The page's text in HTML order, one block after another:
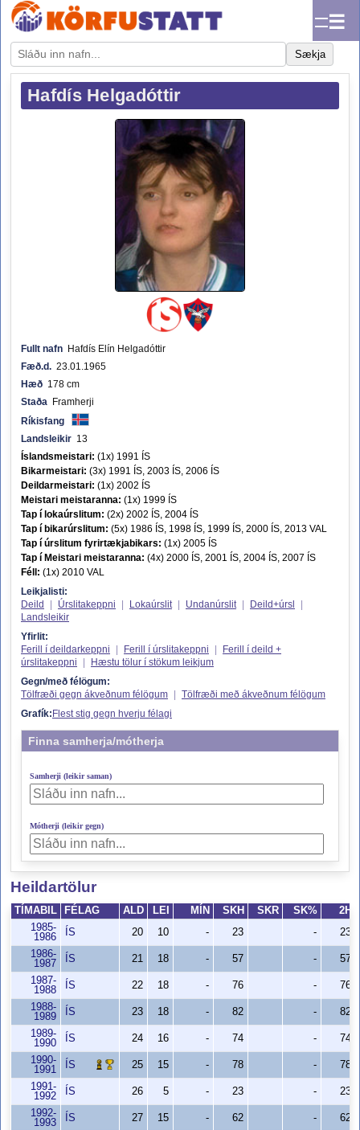
☰
Sækja
Hafdís Helgadóttir
Fullt nafn Hafdís Elín Helgadóttir
Fæð.d. 23.01.1965
Hæð 178 cm
Staða Framherji
Ríkisfang
Landsleikir 13
Íslandsmeistari: (1x) 1991 ÍS
Bikarmeistari: (3x) 1991 ÍS, 2003 ÍS, 2006 ÍS
Deildarmeistari: (1x) 2002 ÍS
Meistari meistaranna: (1x) 1999 ÍS
Tap í lokaúrslitum: (2x) 2002 ÍS, 2004 ÍS
Tap í bikarúrslitum: (5x) 1986 ÍS, 1998 ÍS, 1999 ÍS, 2000 ÍS, 2013 VAL
Tap í úrslitum fyrirtækjabikars: (1x) 2005 ÍS
Tap í Meistari meistaranna: (4x) 2000 ÍS, 2001 ÍS, 2004 ÍS, 2007 ÍS
Féll: (1x) 2010 VAL
Leikjalisti:
Deild
Úrslitakeppni Lokaúrslit Undanúrslit Deild+úrsl
Landsleikir
Yfirlit:
Ferill í deildarkeppni
Ferill í úrslitakeppni
Ferill í deild +
úrslitakeppni
Hæstu tölur í stökum leikjum
Gegn/með félögum:
Tölfræði gegn ákveðnum félögum
Tölfræði með ákveðnum félögum
Grafík: Flest stig gegn hverju félagi
Finna samherja/mótherja
Samherji (leikir saman)
Mótherji (leikir gegn)
Heildartölur
TÍMABIL FÉLAG ALD LEI MÍN SKH SKR SK%
2H
1985-
1986
ÍS 20 10 - 23 -
23
1986-
1987
ÍS 21 18 - 57 -
57
1987-
1988
ÍS 22 18 - 76 -
76
1988-
1989
ÍS 23 18 - 82 -
82
1989-
1990
ÍS 24 16 - 74 -
74
1990-
1991
ÍS 25 15 - 78 -
78
1991-
1992
ÍS 26 5 - 23 -
23
1992-
1993
ÍS 27 15 - 62 -
62